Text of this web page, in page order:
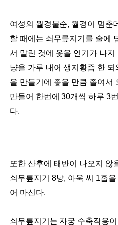
여성의 월경불순, 월경이 멈춘
할 때에는 쇠무릎지기를 술에
서 말린 것에 옻을 연기가 나
냥을 가루 내어 생지황즙 한
을 만들기에 좋을 만큼 졸여서
만들어 한번에 30개씩 하루 3
다.
또한 산후에 태반이 나오지 않
쇠무릎지기 8냥, 아욱 씨 1홉
어 마신다.
쇠무릎지기는 자궁 수축작용